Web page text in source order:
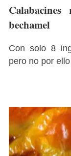
bechamel
Con solo 8
pero no por